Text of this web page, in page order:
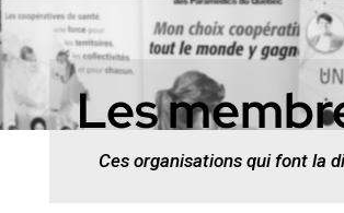
Les
Ces organisations qui font la